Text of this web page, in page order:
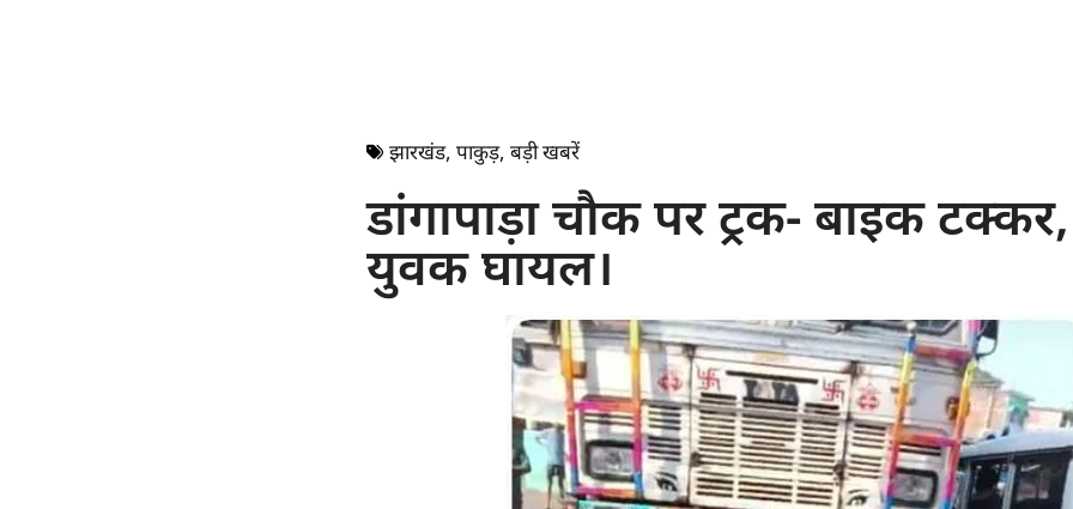
झारखंड, पाकुड़, बड़ी खबरें
डांगापाड़ा चौक पर ट्रक- बाइक
युवक घायल।